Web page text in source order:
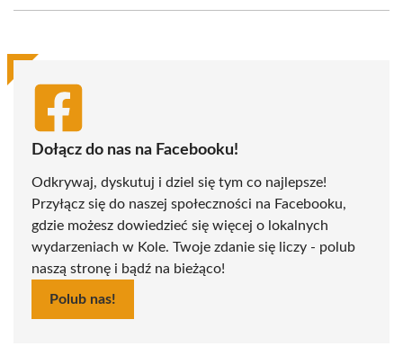
(Twitter)
Dołącz do nas na Facebooku!
Odkrywaj, dyskutuj i dziel się tym co najlepsze!
Przyłącz się do naszej społeczności na Facebooku,
gdzie możesz dowiedzieć się więcej o lokalnych
wydarzeniach w Kole. Twoje zdanie się liczy - polub
naszą stronę i bądź na bieżąco!
Polub nas!